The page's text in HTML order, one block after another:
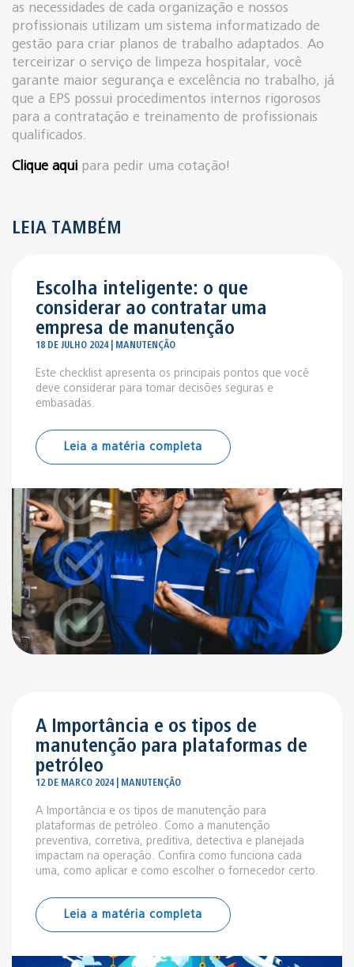
as necessidades de cada organização e nossos
profissionais utilizam um sistema informatizado de
gestão para criar planos de trabalho adaptados. Ao
terceirizar o serviço de limpeza hospitalar, você
garante maior segurança e excelência no trabalho, já
que a EPS possui procedimentos internos rigorosos
para a contratação e treinamento de profissionais
qualificados.
Clique aqui para pedir uma cotação!
LEIA TAMBÉM
Escolha inteligente: o que
considerar ao contratar uma
empresa de manutenção
18 DE JULHO 2024 | MANUTENÇÃO
Este checklist apresenta os principais pontos que você
deve considerar para tomar decisões seguras e
embasadas.
Leia a matéria completa
A Importância e os tipos de
manutenção para plataformas de
petróleo
12 DE MARCO 2024 | MANUTENÇÃO
A Importância e os tipos de manutenção para
plataformas de petróleo. Como a manutenção
preventiva, corretiva, preditiva, detectiva e planejada
impactam na operação. Confira como funciona cada
uma, como aplicar e como escolher o fornecedor certo.
Leia a matéria completa